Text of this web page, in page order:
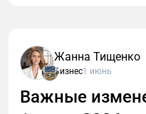
3. Учет голосового и
В голосовом поиске
запросы иначе. Они
не как набор ключевых
материалы, критерии
деталей от царапин.
Жанна Тищенко
Бизнес1 июнь
Важные